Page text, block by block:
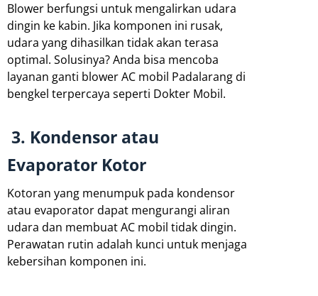
Blower berfungsi untuk mengalirkan udara
dingin ke kabin. Jika komponen ini rusak,
udara yang dihasilkan tidak akan terasa
optimal. Solusinya? Anda bisa mencoba
layanan ganti blower AC mobil Padalarang di
bengkel terpercaya seperti Dokter Mobil.
3. Kondensor atau
Evaporator Kotor
Kotoran yang menumpuk pada kondensor
atau evaporator dapat mengurangi aliran
udara dan membuat AC mobil tidak dingin.
Perawatan rutin adalah kunci untuk menjaga
kebersihan komponen ini.